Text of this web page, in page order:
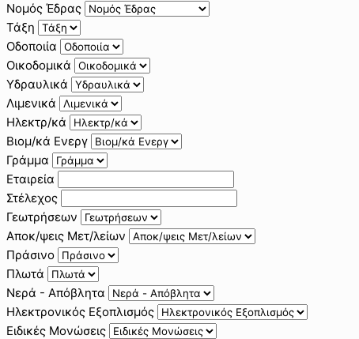
Νομός Έδρας
Τάξη
Οδοποιία
Οικοδομικά
Υδραυλικά
Λιμενικά
Ηλεκτρ/κά
Βιομ/κά Ενεργ
Γράμμα
Εταιρεία
Στέλεχος
Γεωτρήσεων
Αποκ/ψεις Μετ/λείων
Πράσινο
Πλωτά
Νερά - Απόβλητα
Ηλεκτρονικός Εξοπλισμός
Ειδικές Μονώσεις